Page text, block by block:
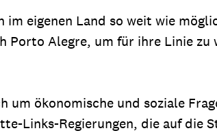
eigenen Land so weit wie
Porto Alegre, um für ihre Linie
ökonomische und soziale
Links-Regierungen, die auf die